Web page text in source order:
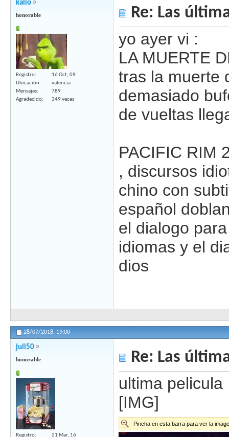
kalio
honorable
Registro
16 Oct, 09
Ubicación
valencia
Mensajes
789
Agradecido
349 veces
Re: Las
yo ayer vi :
LA MUERTE
tras la muerte
demasiado
de vueltas
PACIFIC RIM
, discursos
chino con
español
el dialogo
idiomas y el
dios
28/07/2018, 19:00
juli50
honorable
Registro
21 Mar, 16
Re: Las
ultima pelicula
[IMG]
Pincha en esta barra para ver la